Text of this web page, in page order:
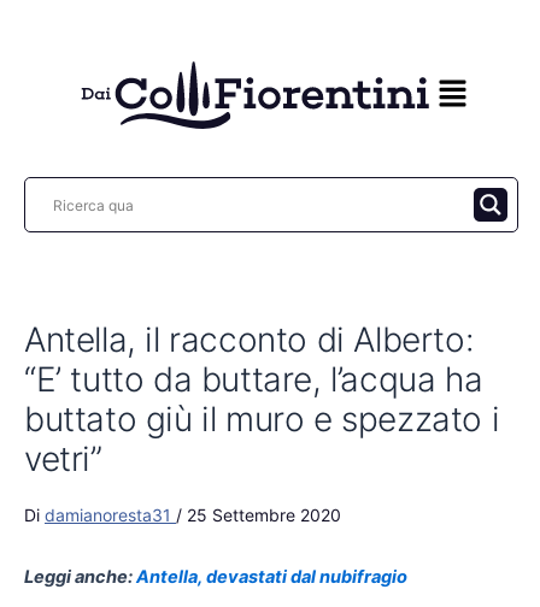
Antella, il racconto di Alberto:
“E’ tutto da buttare, l’acqua ha
buttato giù il muro e spezzato i
vetri”
Di damianoresta31 / 25 Settembre 2020
Leggi anche:Antella, devastati dal nubifragio